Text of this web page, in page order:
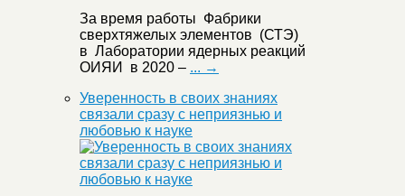
За время работы Фабрики
сверхтяжелых элементов (СТЭ)
в Лаборатории ядерных реакций
ОИЯИ в 2020 – ... →
Уверенность в своих знаниях
связали сразу с неприязнью и
любовью к науке